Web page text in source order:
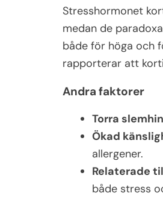
Stresshormonet
medan de
både för höga och
rapporterar att
Andra faktorer
Torra
Ökad
allergener.
Relaterade
både stress